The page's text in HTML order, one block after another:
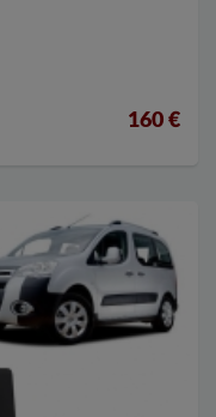
160 €